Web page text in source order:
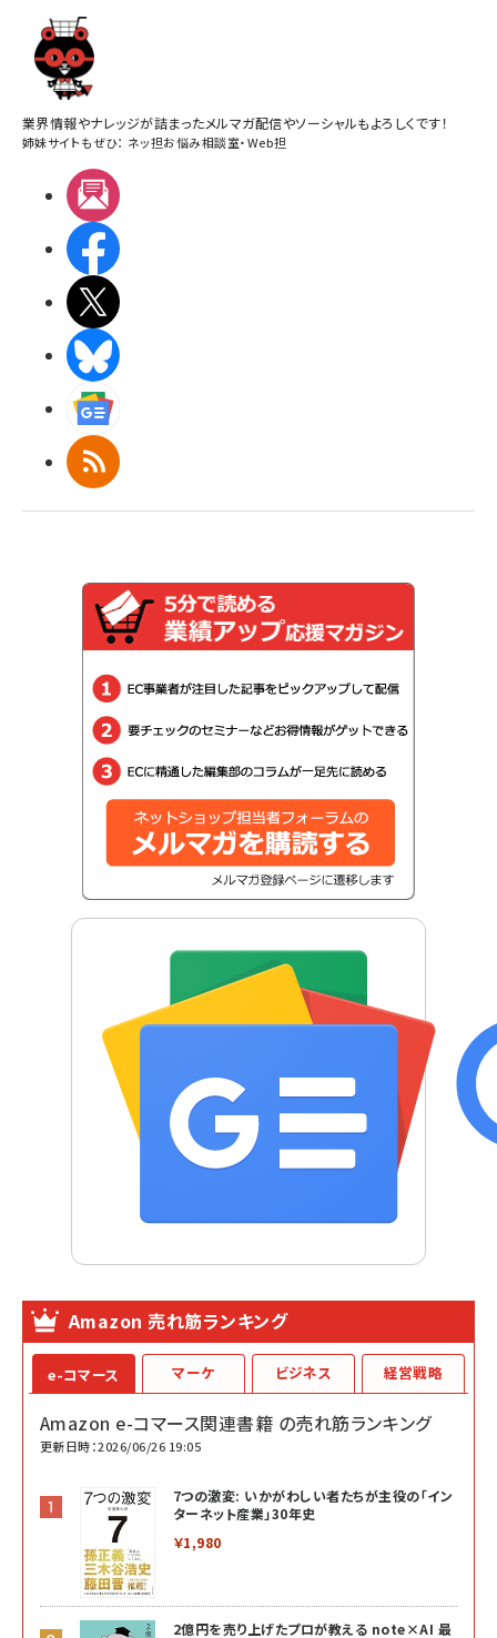
業界情報やナレッジが詰まったメルマガ配信やソーシャルもよろしくです！
姉妹サイトもぜひ： ネッ担お悩み相談室・Web担
RSS
Amazon 売れ筋ランキング
e-コマース
Amazon e-コマース関連書籍 の売れ筋ランキング
更新日時：2026/06/26 19:05
7つの激変: いかがわしい者たちが主役の「イン
ターネット産業」30年史
￥1,980
2億円を売り上げたプロが教える note×AI 最
マーケ ビジネス 経営戦略